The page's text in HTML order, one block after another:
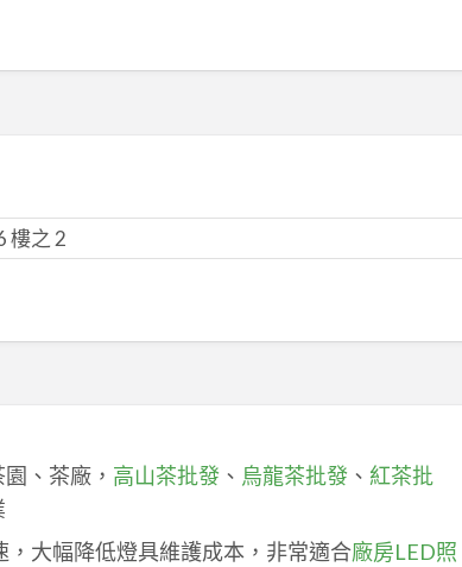
樓之 2
、茶廠， 高山茶批發、 烏龍茶批發、 紅茶批
大幅降低燈具維護成本，非常適合廠房LED照